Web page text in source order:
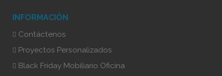
INFORMACIÓN
Contáctenos
Proyectos Personalizados
Black Friday Mobiliario Oficina